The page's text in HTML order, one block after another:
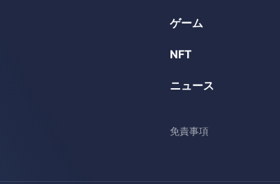
ゲーム
NFT
ニュース
免責事項